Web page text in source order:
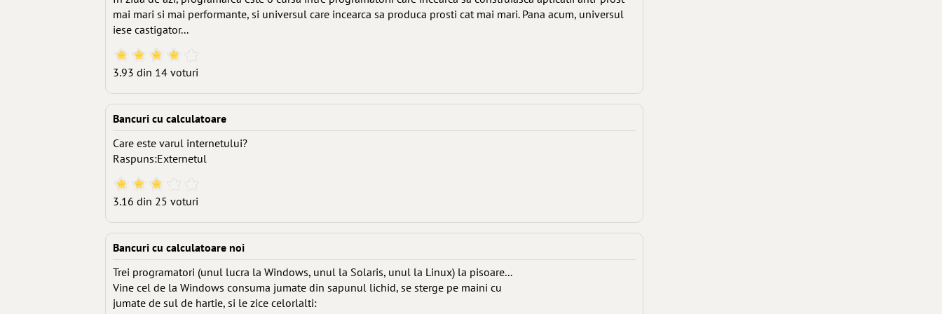
mai mari si mai performante, si universul care incearca sa produca prosti cat mai mari. Pana acum, universul
iese castigator...
3.93 din 14 voturi
Bancuri cu calculatoare
Care este varul internetului?
Raspuns:Externetul
3.16 din 25 voturi
Bancuri cu calculatoare noi
Trei programatori (unul lucra la Windows, unul la Solaris, unul la Linux) la pisoare...
Vine cel de la Windows consuma jumate din sapunul lichid, se sterge pe maini cu
jumate de sul de hartie, si le zice celorlalti: